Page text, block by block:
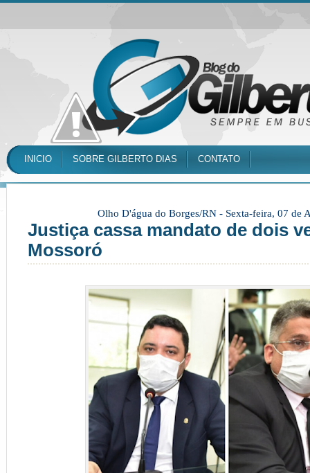
INICIO SOBRE GILBERTO DIAS CONTATO
Olho D'água do Borges/RN - Sexta-feira, 07 de
Justiça cassa mandato de dois
Mossoró